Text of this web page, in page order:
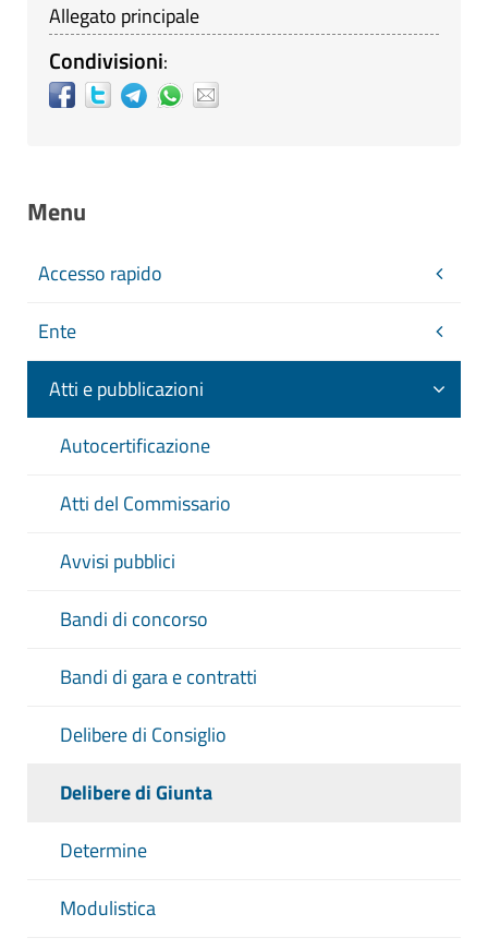
Allegato principale
Condivisioni:
Menu
Accesso rapido
Ente
Atti e pubblicazioni
Autocertificazione
Atti del Commissario
Avvisi pubblici
Bandi di concorso
Bandi di gara e contratti
Delibere di Consiglio
Delibere di Giunta
Determine
Modulistica